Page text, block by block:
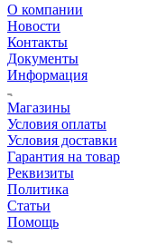
О компании
Новости
Контакты
Документы
Информация
Магазины
Условия оплаты
Условия доставки
Гарантия на товар
Реквизиты
Политика
Статьи
Помощь